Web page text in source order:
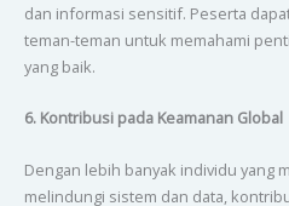
dan informasi sensitif. Peserta
teman-teman untuk memahami
yang baik.
6. Kontribusi pada Keamanan Global
Dengan lebih banyak individu yang
melindungi sistem dan data,